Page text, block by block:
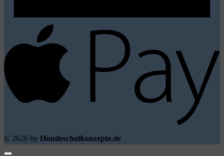
© 2026 by Hundeschulkonzepte.de